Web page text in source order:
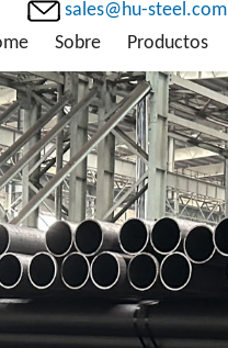
sales@hu-steel.com
Sobre Productos